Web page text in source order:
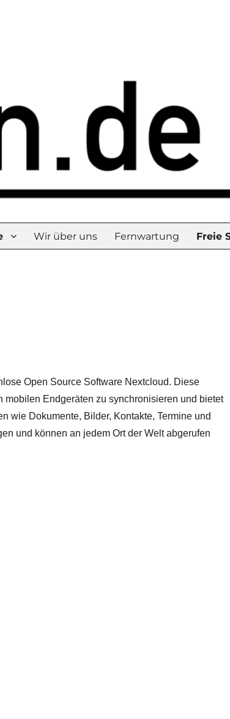
Wir über uns Fernwartung Freie
Open Source Software Nextcloud. Diese
Endgeräten zu synchronisieren und bietet
wie Dokumente, Bilder, Kontakte, Termine und
und können an jedem Ort der Welt abgerufen